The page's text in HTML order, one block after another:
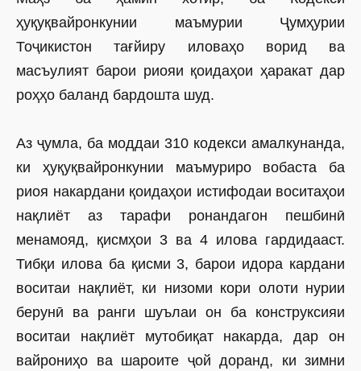
ҳуқуқвайронкунии маъмурии Ҷумҳурии
Тоҷикистон тағйиру иловаҳо ворид ва
масъулият барои риояи қоидаҳои ҳаракат дар
роҳҳо баланд бардошта шуд.
Аз ҷумла, ба моддаи 310 кодекси амалкунанда,
ки ҳуқуқвайронкунии маъмуриро вобаста ба
риоя накардани қоидаҳои истифодаи воситаҳои
нақлиёт аз тарафи ронандагон пешбинӣ
менамояд, қисмҳои 3 ва 4 илова гардидааст.
Тибқи илова ба қисми 3, барои идора кардани
воситаи нақлиёт, ки низоми кори олоти нурии
берунӣ ва ранги шуълаи он ба конс­труксияи
воситаи нақлиёт мутобиқат накарда, дар он
вайрониҳо ва шароите ҷой доранд, ки зимни